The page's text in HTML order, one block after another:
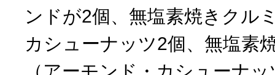
ンドが2個、無塩素焼きクル
カシューナッツ2個、無塩素